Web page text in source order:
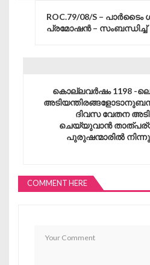
ROC.79/08/S – പാർടൈം
പ്രമോഷൻ – സംബന്ധിച്ച്
കൊല്ലവർഷം 1198 -
ദിവസ വേതന
ചെയ്യുവാൻ
പുരുഷന്മാരിൽ
COMMENT HERE